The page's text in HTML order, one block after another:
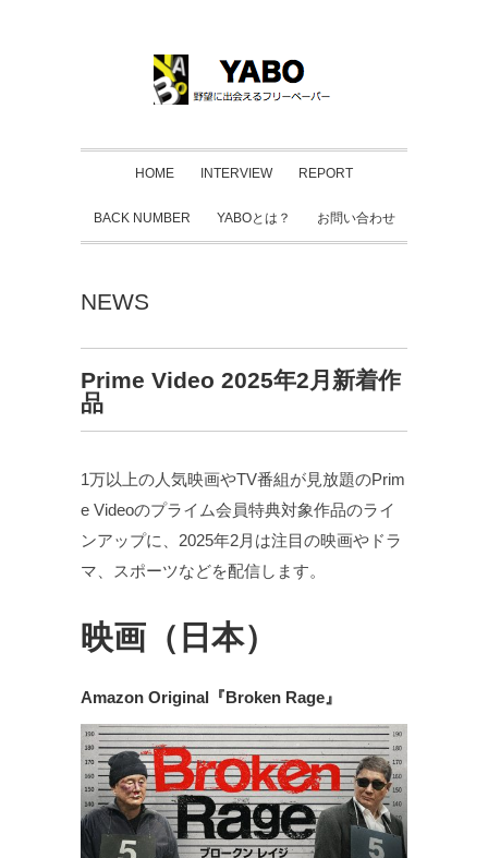
HOME INTERVIEW REPORT
BACK NUMBER YABOとは？ お問い合わせ
NEWS
Prime Video 2025年2月新着作
品
1万以上の人気映画やTV番組が見放題のPrim
e Videoのプライム会員特典対象作品のライ
ンアップに、2025年2月は注目の映画やドラ
マ、スポーツなどを配信します。
映画（日本）
Amazon Original『Broken Rage』